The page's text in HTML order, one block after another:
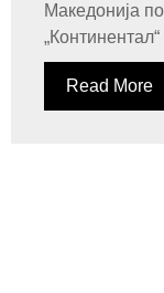
Македонија
Read More